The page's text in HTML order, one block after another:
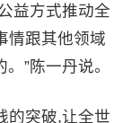
益方式推动全
情跟其他领域
”陈一丹说。
突破,让全世